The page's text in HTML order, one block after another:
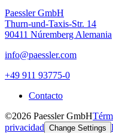
Paessler GmbH
Thurn-und-Taxis-Str. 14
90411 Núremberg Alemania
info@paessler.com
+49 911 93775-0
Contacto
©2026 Paessler GmbH
privacidad Change Settings